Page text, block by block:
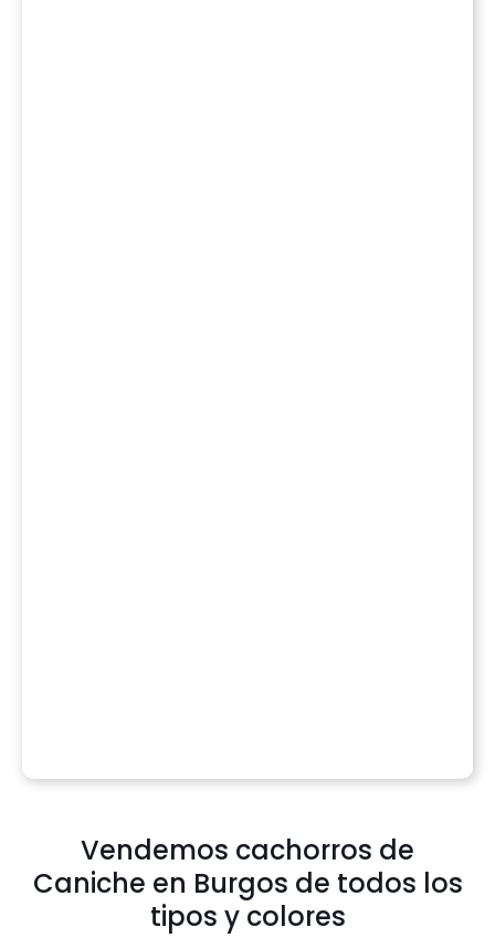
Vendemos cachorros de
Caniche en Burgos de todos los
tipos y colores